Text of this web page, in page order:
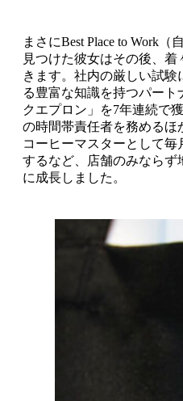
まさにBest Place to Work
見つけた彼女はその後、
きます。社内の厳しい試
る豊富な知識を持つパー
クエプロン」を7年連続で
の時間帯責任者を務めるほ
コーヒーマスターとして
するなど、店舗のみならず
に成長しました。